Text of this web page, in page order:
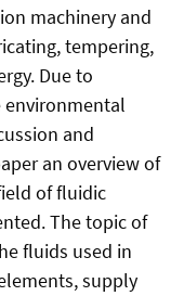
machinery and
tempering,
Due to
environmental
and
an overview of
of fluidic
The topic of
fluids used in
supply